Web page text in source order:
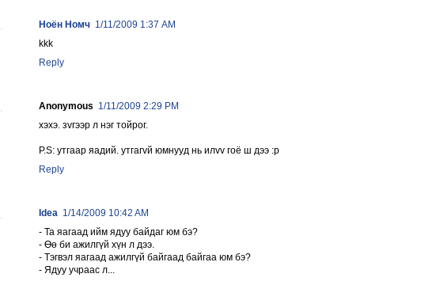
Ноён Номч 1/11/2009 1:37 AM
kkk
Reply
Anonymous 1/11/2009 2:29 PM
хэхэ. зvгээр л нэг тойрог.
P.S: утгаар яадий. утгагvй юмнууд нь илvv гоё ш дээ :р
Reply
Idea 1/14/2009 10:42 AM
- Та яагаад ийм ядуу байдаг юм бэ?
- Өө би ажилгүй хүн л дээ.
- Тэгвэл яагаад ажилгүй байгаад байгаа юм бэ?
- Ядуу учраас л...